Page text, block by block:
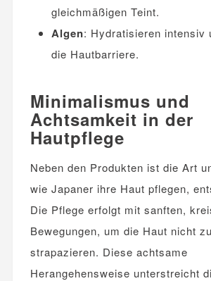
gleichmäßigen Teint.
Algen: Hydratisieren intensiv
die Hautbarriere.
Minimalismus und
Achtsamkeit in der
Hautpflege
Neben den Produkten ist die Art
wie Japaner ihre Haut pflegen,
Die Pflege erfolgt mit sanften,
Bewegungen, um die Haut nicht zu
strapazieren. Diese achtsame
Herangehensweise unterstreicht